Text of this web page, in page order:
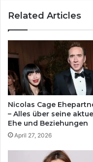
Related Articles
Nicolas Cage
– Alles über seine
Ehe und Beziehungen
April 27, 2026